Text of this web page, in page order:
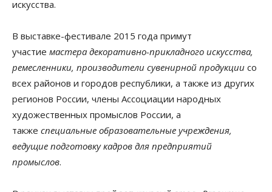
искусства.
В выставке-фестивале 2015 года примут
участие мастера декоративно-прикладного искусства,
ремесленники, производители сувенирной продукции со
всех районов и городов республики, а также из других
регионов России, члены Ассоциации народных
художественных промыслов России, а
также специальные образовательные учреждения,
ведущие подготовку кадров для предприятий
промыслов.